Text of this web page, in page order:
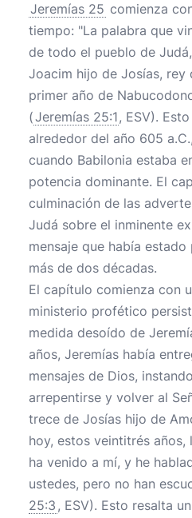
Jeremías 25 comienza
tiempo: "La palabra que
de todo el pueblo de
Joacim hijo de Josías, rey
primer año de
(Jeremías 25:1, ESV).
alrededor del año 605
cuando Babilonia estaba
potencia dominante. El
culminación de las
Judá sobre el inminente
mensaje que había
más de dos décadas.
El capítulo comienza con
ministerio profético
medida desoído de
años, Jeremías había
mensajes de Dios,
arrepentirse y volver al
trece de Josías hijo de
hoy, estos veintitrés años,
ha venido a mí, y he
ustedes, pero no han
25:3 , ESV). Esto resalta